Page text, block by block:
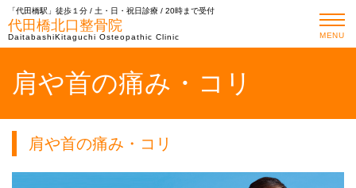
「代田橋駅」徒歩１分 / 土・日・祝日診療 / 20時まで受付
代田橋北口整骨院
DaitabashiKitaguchi Osteopathic Clinic MENU
肩や首の痛み・コリ
肩や首の痛み・コリ